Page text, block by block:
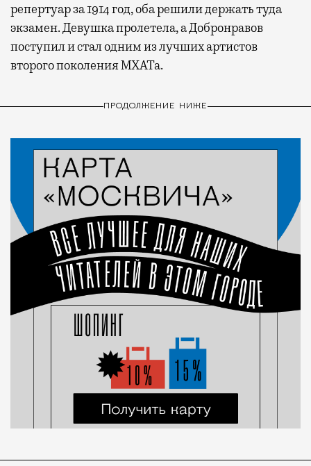
репертуар за 1914 год, оба решили держать туда
экзамен. Девушка пролетела, а Добронравов
поступил и стал одним из лучших артистов
второго поколения МХАТа.
ПРОДОЛЖЕНИЕ НИЖЕ